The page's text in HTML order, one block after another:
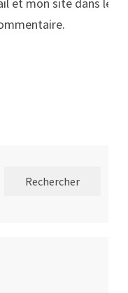
Rechercher